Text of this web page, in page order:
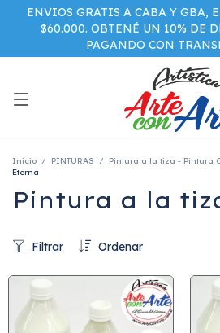
ENVIOS GRATIS A CABA Y GBA,
$60.000. OBTENÉ UN 10% DE
PAGANDO CON
Inicio / PINTURAS / Pintura a la tiza - Pintura
Eterna
Pintura a la
Ordenar
Filtrar